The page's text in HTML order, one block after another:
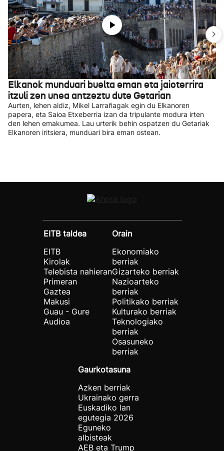
Elkanok munduari buelta eman eta jaioterrira
itzuli zen unea antzeztu dute Getarian
Aurten, lehen aldiz, Mikel Larrañagak egin du Elkanoren
papera, eta Saioa Etxeberria izan da tripulante modura irten
den lehen emakumea. Lau urterik behin ospatzen du Getariak
Elkanoren iritsiera, munduari bira eman ostean.
EITB taldea
EITB
Kirolak
Telebista nahieran
Primeran
Gaztea
Makusi
Guau - Gure
Audioa
Orain
Ekonomiako
berriak
Gizarteko berriak
Nazioarteko
berriak
Politikako berriak
Kulturako berriak
Teknologiako
berriak
Osasuneko
berriak
Gaurkotasuna
Azken berriak
Ukrainako gerra
Euskadiko lan
egutegia 2026
Eguneko
albisteak
AEB eta Trump